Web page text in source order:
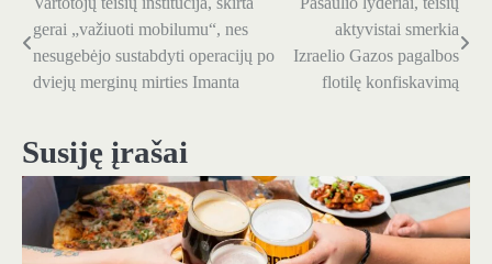
Navigacija
tarp
įrašų
gerai „važiuoti mobilumu“, nes
nesugebėjo sustabdyti operacijų po
dviejų merginų mirties Imanta
aktyvistai smerkia
Izraelio Gazos pagalbos
flotilę konfiskavimą
Susiję įrašai